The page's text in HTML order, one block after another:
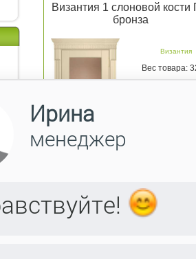
Византия 1 слоновой
бронза
Византия
Вес товара: